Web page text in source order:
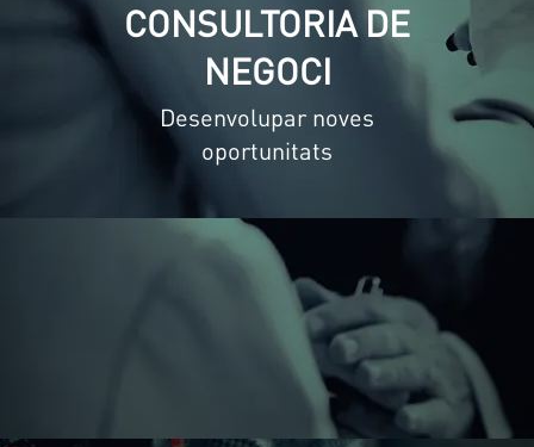
CONSULTORIA DE
NEGOCI
Desenvolupar noves
oportunitats